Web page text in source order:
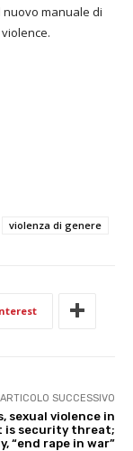
manuale di
violenza di genere
ARTICOLO SUCCESSIVO
sexual violence in
is security threat;
“end rape in war”